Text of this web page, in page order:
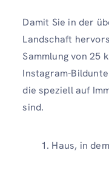
Damit Sie in der
Landschaft
Sammlung von 25
Instagram-
die speziell auf
sind.
Haus, in